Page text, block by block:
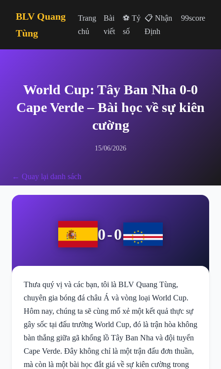
BLV Quang
Tùng
Trang
chủ
Bài
viết
⚽ Tỷ
số
📋 Nhận
Định
99score
World Cup: Tây Ban Nha 0-0
Cape Verde – Bài học về sự kiên
cường
15/06/2026
← Quay lại danh sách
0-0
Thưa quý vị và các bạn, tôi là BLV Quang Tùng,
chuyên gia bóng đá châu Á và vòng loại World Cup.
Hôm nay, chúng ta sẽ cùng mổ xẻ một kết quả thực sự
gây sốc tại đấu trường World Cup, đó là trận hòa không
bàn thắng giữa gã khổng lồ Tây Ban Nha và đội tuyển
Cape Verde. Đây không chỉ là một trận đấu đơn thuần,
mà còn là một bài học đắt giá về sự kiên cường trong